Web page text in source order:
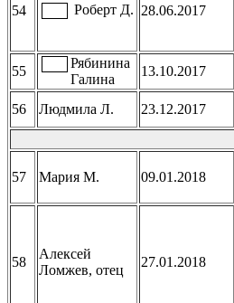
54 Роберт Д. 28.06.2017
55
Рябинина
Галина
13.10.2017
56 Людмила Л. 23.12.2017
57 Мария М. 09.01.2018
58
Алексей
Ломжев, отец
27.01.2018